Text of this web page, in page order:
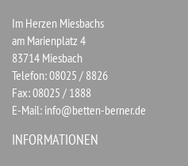
Im Herzen Miesbachs
am Marienplatz 4
83714 Miesbach
Telefon: 08025 / 8826
Fax: 08025 / 1888
E-Mail: info@betten-berner.de
INFORMATIONEN